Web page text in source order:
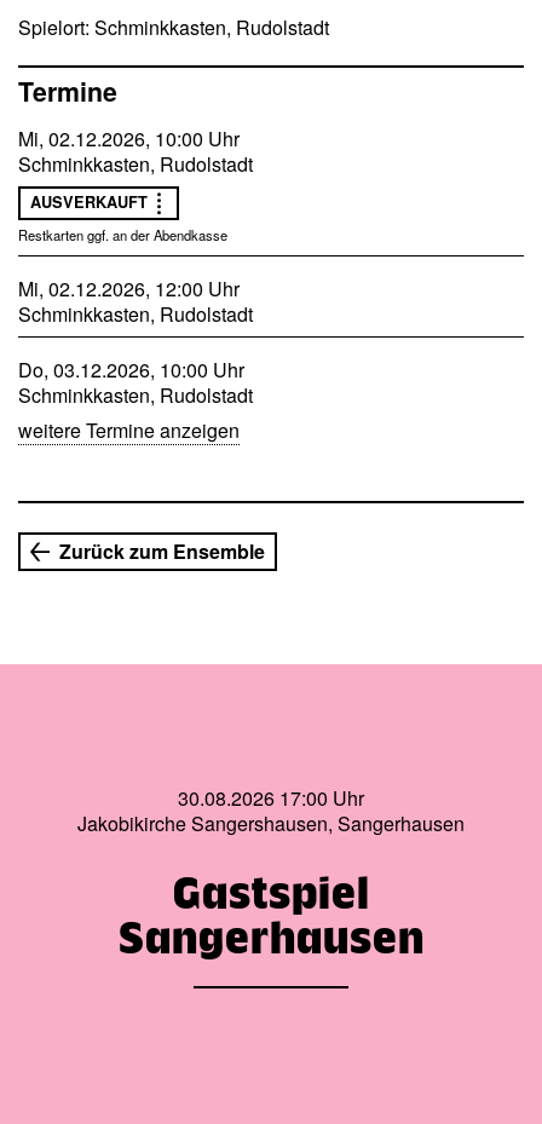
»Der Zauberlehrling«, »Der Schatzgräber«, »Der
anschaulich und spannend erzählt, meist mit einer guten
Schlusspointe und leicht zu memorieren, gehörten stets
zum Kanon des deutschen Bildungsbürgers.
Im Anschluss an die Aufführung mit Höhepunkten des
»Balladenjahres« rückt Schiller selbst in den Fokus. Dr.
Ariane Ludwig vom Schillerverein Weimar-Jena und der
Klassik Stiftung Weimar, der ehemalige Direktor des
Thüringer Landesmuseums Heidecksburg, Dr. Lutz
Unbehaun, und Theaterintendant Steffen Mensching
diskutieren mit Michael Kliefert über ihre Schillerbilder und
welche Gedanken der Dichter und Philosoph, der in
Rudolstadt sein Herz verlor, bei ihnen auslöst.
Spielort: Schminkkasten, Rudolstadt
Termine
Mi, 02.12.2026, 10:00 Uhr
Schminkkasten, Rudolstadt
AUSVERKAUFT
Restkarten ggf. an der Abendkasse
Mi, 02.12.2026, 12:00 Uhr
Schminkkasten, Rudolstadt
Do, 03.12.2026, 10:00 Uhr
Schminkkasten, Rudolstadt
weitere Termine anzeigen
Zurück zum Ensemble
30.08.2026 17:00 Uhr
Jakobikirche Sangershausen, Sangerhausen
Gastspiel
Sangerhausen